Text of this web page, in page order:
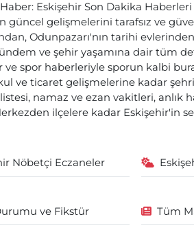
Eskişehir Son Dakika
güncel gelişmelerini tarafsız ve
Odunpazarı'nın tarihi
ve şehir yaşamına dair tüm
ve spor haberleriyle sporun kalbi
ve ticaret gelişmelerine kadar
namaz ve ezan vakitleri,
ilçelere kadar Eskişehir'in
Nöbetçi Eczaneler
ve Fikstür Tüm